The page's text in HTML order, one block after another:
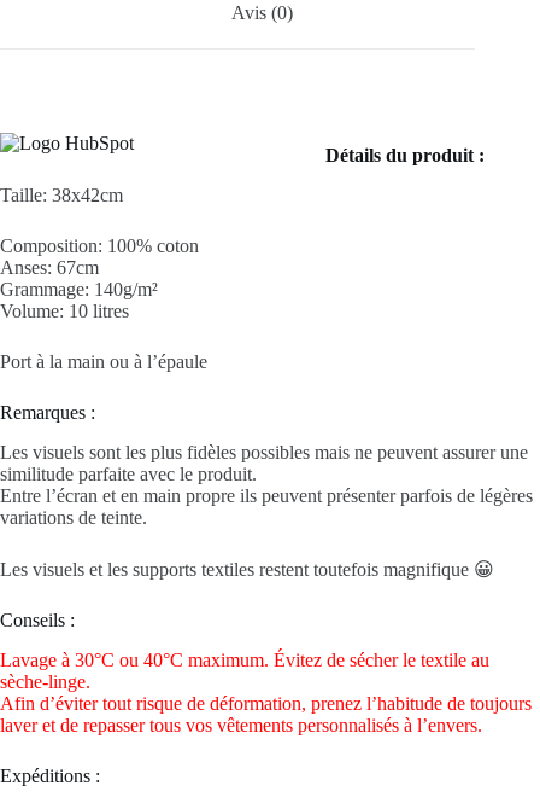
Avis (0)
Détails du produit :
Taille: 38x42cm
Composition: 100% coton
Anses: 67cm
Grammage: 140g/m²
Volume: 10 litres
Port à la main ou à l’épaule
Remarques :
Les visuels sont les plus fidèles possibles mais ne peuvent assurer une
similitude parfaite avec le produit.
Entre l’écran et en main propre ils peuvent présenter parfois de légères
variations de teinte.
Les visuels et les supports textiles restent toutefois magnifique 😀
Conseils :
Lavage à 30°C ou 40°C maximum. Évitez de sécher le textile au
sèche-linge.
Afin d’éviter tout risque de déformation, prenez l’habitude de toujours
laver et de repasser tous vos vêtements personnalisés à l’envers.
Expéditions :